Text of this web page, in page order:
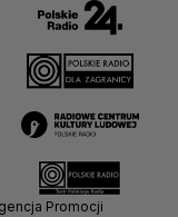
Promocji